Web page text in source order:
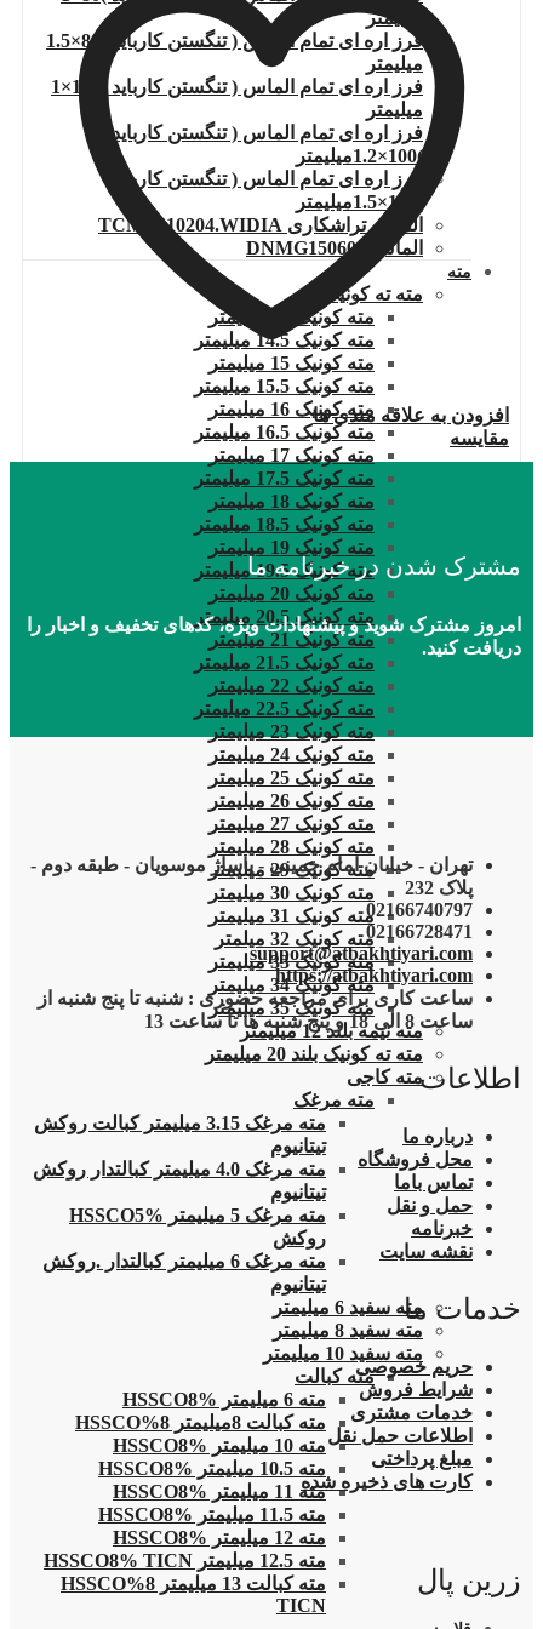
میلیمتر
فرز اره ای تمام الماس ( تنگستن کارباید )80×1.5
میلیمتر
فرز اره ای تمام الماس ( تنگستن کارباید )100×1
میلیمتر
فرز اره ای تمام الماس ( تنگستن کارباید
)100×1.2میلیمتر
فرز اره ای تمام الماس ( تنگستن کارباید
الماس تراشکاری TCMT110204.WIDIA
الماس DNMG150608
مته
مته ته کونیک
مته کونیک 14 میلیمتر
مته کونیک 14.5 میلیمتر
مته کونیک 15 میلیمتر
مته کونیک 15.5 میلیمتر
مته کونیک 16 میلیمتر
مته کونیک 16.5 میلیمتر
مته کونیک 17 میلیمتر
مته کونیک 17.5 میلیمتر
مته کونیک 18 میلیمتر
مته کونیک 18.5 میلیمتر
مته کونیک 19 میلیمتر
مته کونیک 19.5 میلیمتر
مته کونیک 20 میلیمتر
مته کونیک 20.5 میلیمتر
مته کونیک 21 میلیمتر
مته کونیک 21.5 میلیمتر
مته کونیک 22 میلیمتر
مته کونیک 22.5 میلیمتر
مته کونیک 23 میلیمتر
مته کونیک 24 میلیمتر
مته کونیک 25 میلیمتر
مته کونیک 26 میلیمتر
مته کونیک 27 میلیمتر
مته کونیک 28 میلیمتر
مته کونیک 29 میلیمتر
مته کونیک 30 میلیمتر
مته کونیک 31 میلیمتر
مته کونیک 32 میلمتر
مته کونیک 33 میلیمتر
مته کونیک 34 میلیمتر
مته کونیک 35 میلیمتر
مته نیمه بلند 12 میلیمتر
مته ته کونیک بلند 20 میلیمتر
مته کاجی
مته مرغک
مته مرغک 3.15 میلیمتر کبالت روکش
تیتانیوم
مته مرغک 4.0 میلیمتر کبالتدار روکش
تیتانیوم
مته مرغک 5 میلیمتر HSSCO5%
روکش
مته مرغک 6 میلیمتر کبالتدار .روکش
تیتانیوم
مته سفید 6 میلیمتر
مته سفید 8 میلیمتر
مته سفید 10 میلیمتر
مته کبالت
مته 6 میلیمتر HSSCO8%
مته کبالت 8میلیمتر 8%HSSCO
مته 10 میلیمتر HSSCO8%
مته 10.5 میلیمتر HSSCO8%
مته 11 میلیمتر HSSCO8%
مته 11.5 میلیمتر HSSCO8%
مته 12 میلیمتر HSSCO8%
مته 12.5 میلیمتر HSSCO8% TICN
مته کبالت 13 میلیمتر 8%HSSCO
TICN
افزودن به علاقه مندی ها
مقایسه
مشترک شدن در خبرنامه ما
امروز مشترک شوید و پیشنهادات ویژه، کدهای تخفیف و اخبار را
دریافت کنید.
تهران - خیابان امام خمینی - پاساژ موسویان - طبقه دوم -
پلاک 232
02166740797
02166728471
support@atbakhtiyari.com
https://atbakhtiyari.com
ساعت کاری برای مراجعه حضوری : شنبه تا پنج شنبه از
ساعت 8 الی 18 و پنج شنبه ها تا ساعت 13
اطلاعات
درباره ما
محل فروشگاه
تماس باما
حمل و نقل
خبرنامه
نقشه سایت
خدمات ما
حریم خصوصی
شرایط فروش
خدمات مشتری
اطلاعات حمل نقل
مبلغ پرداختی
کارت های ذخیره شده
زرین پال